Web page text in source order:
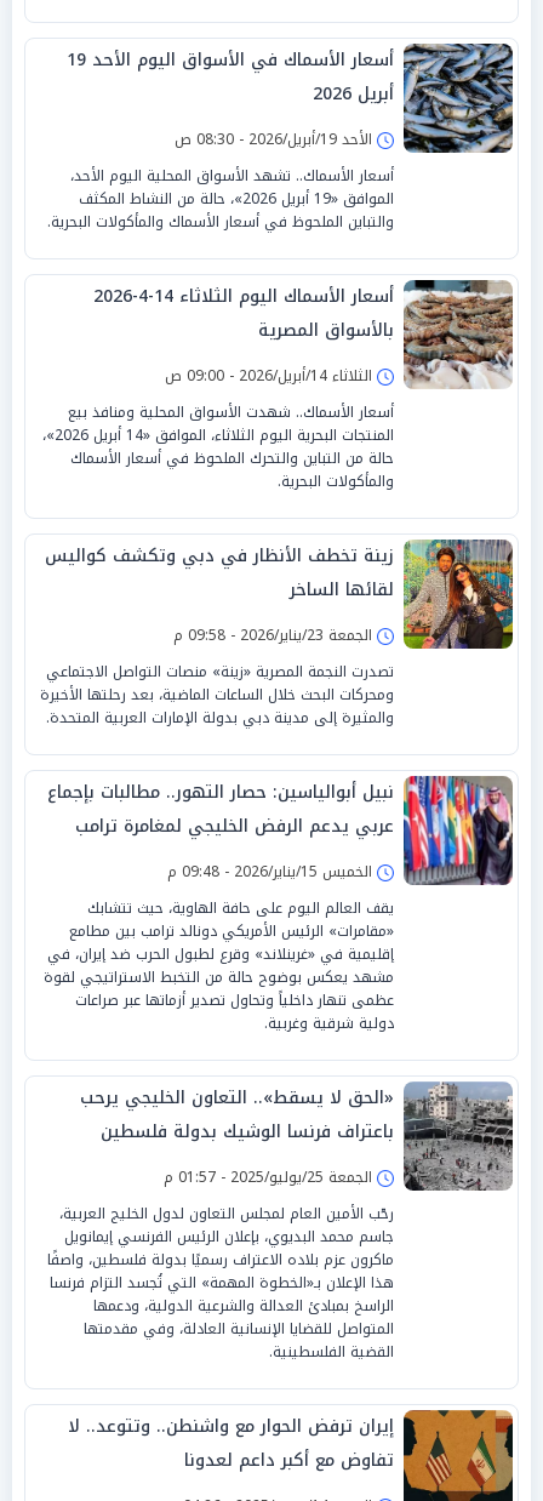
أسعار الأسماك في الأسواق اليوم الأحد 19
أبريل 2026
الأحد 19/أبريل/2026 - 08:30 ص
أسعار الأسماك.. تشهد الأسواق المحلية اليوم الأحد،
الموافق «19 أبريل 2026»، حالة من النشاط المكثف
والتباين الملحوظ في أسعار الأسماك والمأكولات البحرية.
أسعار الأسماك اليوم الثلاثاء 14-4-2026
بالأسواق المصرية
الثلاثاء 14/أبريل/2026 - 09:00 ص
أسعار الأسماك.. شهدت الأسواق المحلية ومنافذ بيع
المنتجات البحرية اليوم الثلاثاء، الموافق «14 أبريل 2026»،
حالة من التباين والتحرك الملحوظ في أسعار الأسماك
والمأكولات البحرية.
زينة تخطف الأنظار في دبي وتكشف كواليس
لقائها الساخر
الجمعة 23/يناير/2026 - 09:58 م
تصدرت النجمة المصرية «زينة» منصات التواصل الاجتماعي
ومحركات البحث خلال الساعات الماضية، بعد رحلتها الأخيرة
والمثيرة إلى مدينة دبي بدولة الإمارات العربية المتحدة.
نبيل أبوالياسين: حصار التهور.. مطالبات بإجماع
عربي يدعم الرفض الخليجي لمغامرة ترامب
الحربيةالخميس 15/يناير/2026 - 09:48 م
يقف العالم اليوم على حافة الهاوية، حيث تتشابك
«مقامرات» الرئيس الأمريكي دونالد ترامب بين مطامع
إقليمية في «غرينلاند» وقرع لطبول الحرب ضد إيران، في
مشهد يعكس بوضوح حالة من التخبط الاستراتيجي لقوة
عظمى تنهار داخلياً وتحاول تصدير أزماتها عبر صراعات
دولية شرقية وغربية.
«الحق لا يسقط».. التعاون الخليجي يرحب
باعتراف فرنسا الوشيك بدولة فلسطين
الجمعة 25/يوليو/2025 - 01:57 م
رحّب الأمين العام لمجلس التعاون لدول الخليج العربية،
جاسم محمد البديوي، بإعلان الرئيس الفرنسي إيمانويل
ماكرون عزم بلاده الاعتراف رسميًا بدولة فلسطين، واصفًا
هذا الإعلان بـ«الخطوة المهمة» التي تُجسد التزام فرنسا
الراسخ بمبادئ العدالة والشرعية الدولية، ودعمها
المتواصل للقضايا الإنسانية العادلة، وفي مقدمتها
القضية الفلسطينية.
إيران ترفض الحوار مع واشنطن.. وتتوعد.. لا
تفاوض مع أكبر داعم لعدونا